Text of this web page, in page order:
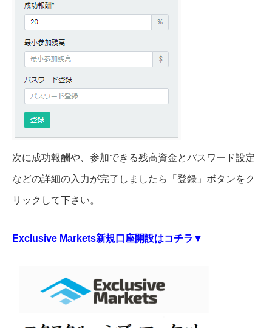
次に成功報酬や、参加できる残高資金とパスワード設定
などの詳細の入力が完了しましたら「登録」ボタンをク
リックして下さい。
Exclusive Markets新規口座開設はコチラ▼